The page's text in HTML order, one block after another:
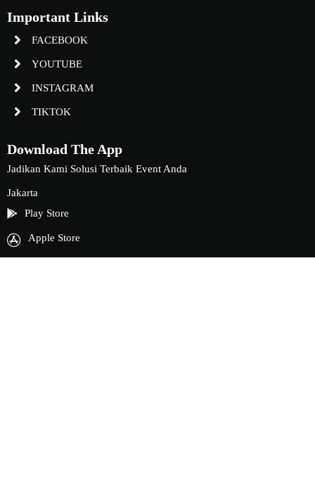
Important Links
FACEBOOK
YOUTUBE
INSTAGRAM
TIKTOK
Download The App
Jadikan Kami Solusi Terbaik Event Anda
Jakarta
Play Store
Apple Store